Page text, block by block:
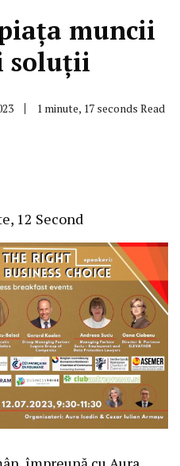
muncii
soluții
1 minute, 17 seconds Read
12 Second